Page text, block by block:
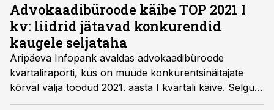
Advokaadibüroode käibe TOP 2021 I
kv: liidrid jätavad konkurendid
kaugele seljataha
Äripäeva Infopank avaldas advokaadibüroode
kvartaliraporti, kus on muude konkurentsinäitajate
kõrval välja toodud 2021. aasta I kvartali käive. Selgub,
et kolm suuremat advokaadibürood jätavad